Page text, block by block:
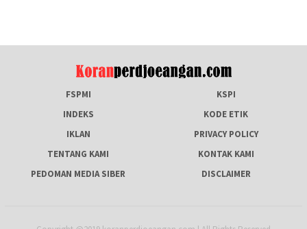
FSPMI
KSPI
INDEKS
KODE ETIK
IKLAN
PRIVACY POLICY
TENTANG KAMI
KONTAK KAMI
PEDOMAN MEDIA SIBER
DISCLAIMER